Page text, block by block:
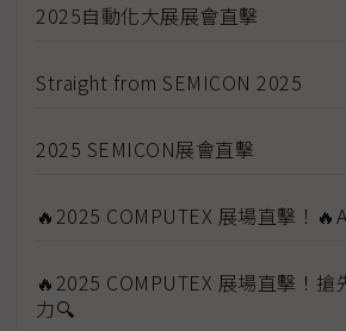
2025自動化大展展會直擊
Straight from SEMICON 2025
2025 SEMICON展會直擊
🔥2025 COMPUTEX 展場直擊！
🔥2025 COMPUTEX 展場直擊！
力🔍